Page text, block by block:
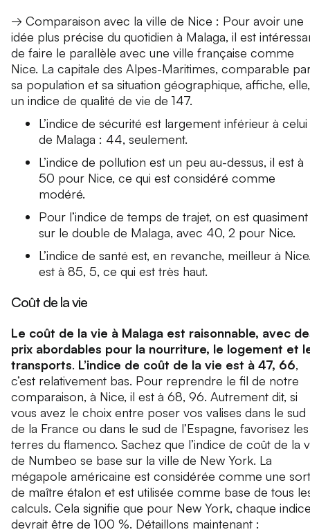
→ Comparaison avec la ville de Nice : Pour avoir une
idée plus précise du quotidien à Malaga, il est
de faire le parallèle avec une ville française comme
Nice. La capitale des Alpes-Maritimes, comparable
sa population et sa situation géographique, affiche, elle,
un indice de qualité de vie de 147.
L’indice de sécurité est largement inférieur à celui
de Malaga : 44, seulement.
L’indice de pollution est un peu au-dessus, il est à
50 pour Nice, ce qui est considéré comme
modéré.
Pour l’indice de temps de trajet, on est quasiment
sur le double de Malaga, avec 40, 2 pour Nice.
L’indice de santé est, en revanche, meilleur à
est à 85, 5, ce qui est très haut.
Coût de la vie
Le coût de la vie à Malaga est raisonnable, avec
prix abordables pour la nourriture, le logement et
transports. L’indice de coût de la vie est à 47, 66,
c’est relativement bas. Pour reprendre le fil de notre
comparaison, à Nice, il est à 68, 96. Autrement dit, si
vous avez le choix entre poser vos valises dans le sud
de la France ou dans le sud de l’Espagne, favorisez les
terres du flamenco. Sachez que l’indice de coût de la
de Numbeo se base sur la ville de New York. La
mégapole américaine est considérée comme une
de maître étalon et est utilisée comme base de tous
calculs. Cela signifie que pour New York, chaque
devrait être de 100 %. Détaillons maintenant :